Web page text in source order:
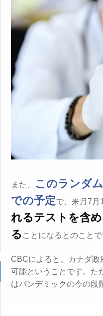
また、
このランダ
での予定で、来月7月
れるテストを含
る ことになるとのこと
CBCによると、カナダ政
可能ということです。た
はパンデミックの今の段